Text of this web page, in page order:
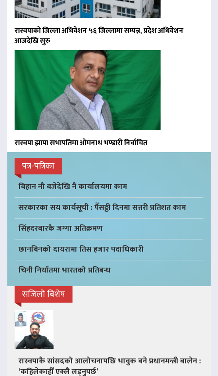
रास्वपाको जिल्ला अधिवेशन ५६ जिल्लामा सम्पन्न, प्रदेश अधिवेशन
आजदेखि सुरु
रास्वपा झापा सभापतिमा ओमनाथ भण्डारी निर्वाचित
पत्र-पत्रिका
बिहान नौ बजेदेखि नै कार्यालयमा काम
सरकारका सय कार्यसूची : पैँसठ्ठी दिनमा सत्तरी प्रतिशत काम
सिंहदरबारकै जग्गा अतिक्रमण
छानबिनको दायरामा तिस हजार पदाधिकारी
चिनी निर्यातमा भारतको प्रतिबन्ध
सजिलो बिशेष
रास्वपाकै सांसदको आलोचनापछि भावुक बने प्रधानमन्त्री बालेन :
‘कहिलेकाहीँ एक्लै लड्नुपर्छ’